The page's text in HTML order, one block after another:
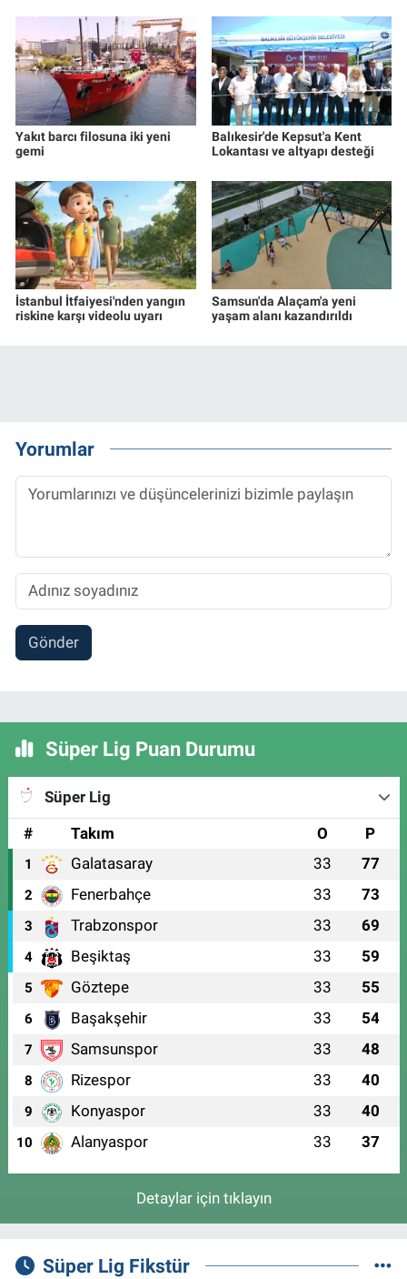
Yakıt barcı filosuna iki yeni
gemi
Balıkesir'de Kepsut'a Kent
Lokantası ve altyapı desteği
İstanbul İtfaiyesi'nden yangın
riskine karşı videolu uyarı
Samsun'da Alaçam'a yeni
yaşam alanı kazandırıldı
Yorumlar
Gönder
Süper Lig Puan Durumu
Süper Lig
#
Takım O P
1 Galatasaray 33 77
2 Fenerbahçe 33 73
3 Trabzonspor 33 69
4 Beşiktaş 33 59
5 Göztepe 33 55
6 Başakşehir 33 54
7 Samsunspor 33 48
8 Rizespor 33 40
9 Konyaspor 33 40
10 Alanyaspor 33 37
Detaylar için tıklayın
Süper Lig Fikstür